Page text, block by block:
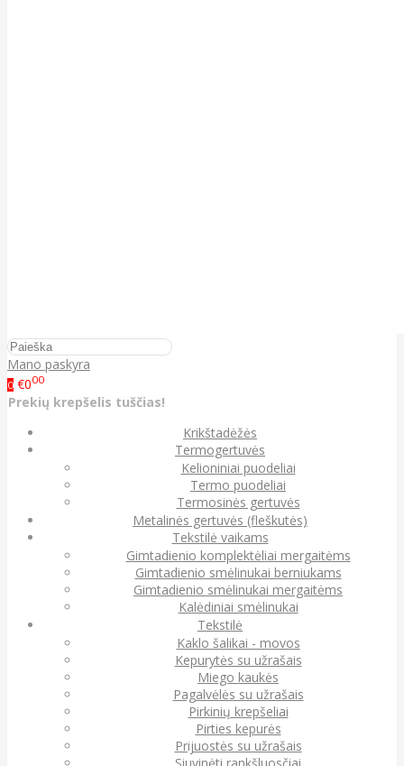
Mano paskyra
0 €000
Prekių krepšelis tuščias!
Krikštadėžės
Termogertuvės
Kelioniniai puodeliai
Termo puodeliai
Termosinės gertuvės
Metalinės gertuvės (fleškutės)
Tekstilė vaikams
Gimtadienio komplektėliai mergaitėms
Gimtadienio smėlinukai berniukams
Gimtadienio smėlinukai mergaitėms
Kalėdiniai smėlinukai
Tekstilė
Kaklo šalikai - movos
Kepurytės su užrašais
Miego kaukės
Pagalvėlės su užrašais
Pirkinių krepšeliai
Pirties kepurės
Prijuostės su užrašais
Siuvinėti rankšluosčiai